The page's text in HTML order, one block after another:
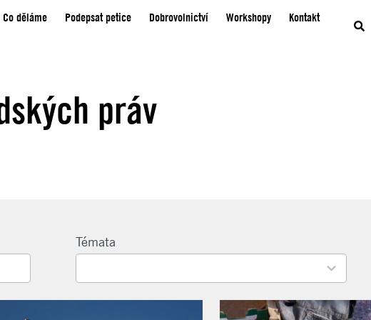
Co děláme Podepsat petice Dobrovolnictví Workshopy Kontakt
práv
Témata
22
results